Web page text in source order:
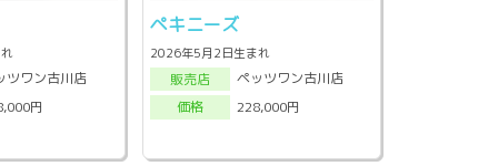
ツワン古川店
円
ペキニーズ
2026年5月2日生まれ
販売店
ペッツワン古川店
価格
228,000円